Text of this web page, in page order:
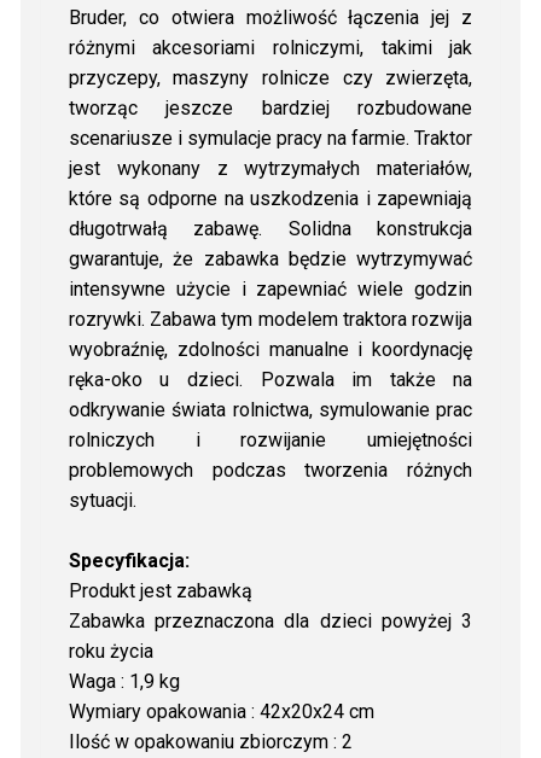
Bruder, co otwiera możliwość łączenia jej z
różnymi akcesoriami rolniczymi, takimi jak
przyczepy, maszyny rolnicze czy zwierzęta,
tworząc jeszcze bardziej rozbudowane
scenariusze i symulacje pracy na farmie. Traktor
jest wykonany z wytrzymałych materiałów,
które są odporne na uszkodzenia i zapewniają
długotrwałą zabawę. Solidna konstrukcja
gwarantuje, że zabawka będzie wytrzymywać
intensywne użycie i zapewniać wiele godzin
rozrywki. Zabawa tym modelem traktora rozwija
wyobraźnię, zdolności manualne i koordynację
ręka-oko u dzieci. Pozwala im także na
odkrywanie świata rolnictwa, symulowanie prac
rolniczych i rozwijanie umiejętności
problemowych podczas tworzenia różnych
sytuacji.
Specyfikacja:
Produkt jest zabawką
Zabawka przeznaczona dla dzieci powyżej 3
roku życia
Waga : 1,9 kg
Wymiary opakowania : 42x20x24 cm
Ilość w opakowaniu zbiorczym : 2